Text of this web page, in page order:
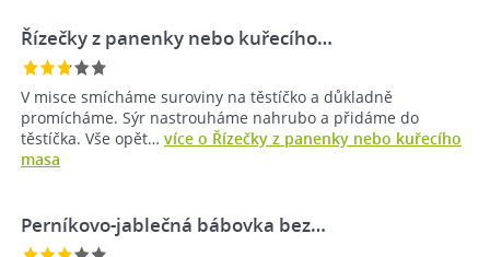
Řízečky z panenky nebo kuřecího…
V misce smícháme suroviny na těstíčko a důkladně
promícháme. Sýr nastrouháme nahrubo a přidáme do
těstíčka. Vše opět… více o Řízečky z panenky nebo kuřecího
masa
Perníkovo-jablečná bábovka bez…